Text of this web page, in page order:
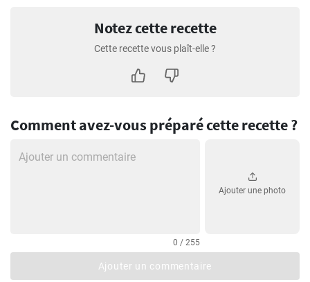
Notez cette recette
Cette recette vous plaît-elle ?
Comment avez-vous préparé cette recette ?
0 / 255
Ajouter une photo
Ajouter un commentaire